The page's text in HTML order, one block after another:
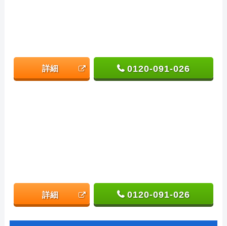
詳細 0120-091-026
詳細 0120-091-026